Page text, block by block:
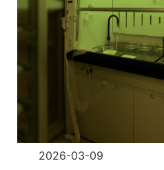
2026-03-09